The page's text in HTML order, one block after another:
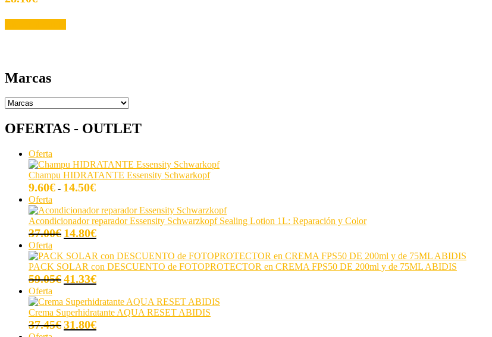
Marcas
OFERTAS - OUTLET
Oferta
en
oferta
Champu HIDRATANTE Essensity Schwarkopf
9.60€ - 14.50€Rango
precios:
desde
9.60€
hasta
Oferta
en
oferta
Acondicionador reparador Essensity Schwarzkopf Sealing Lotion 1L: Reparación y Color
37.00€ El
precio
original
era:
37.00€.
14.80€El
precio
actual
es:
14.80€.
Oferta
en
oferta
PACK SOLAR con DESCUENTO de FOTOPROTECTOR en CREMA FPS50 DE 200ml y de 75ML ABIDIS
59.05€ El
precio
original
era:
59.05€.
41.33€El
precio
actual
es:
41.33€.
Oferta
en
oferta
Crema Superhidratante AQUA RESET ABIDIS
37.45€ El
precio
31.80€El
precio
ofertas